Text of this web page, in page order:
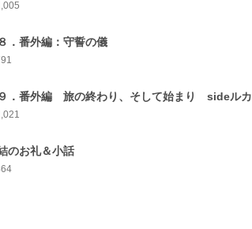
．番外編：守誓の儀
．番外編 旅の終わり、そして始まり sideルカ
のお礼＆小話